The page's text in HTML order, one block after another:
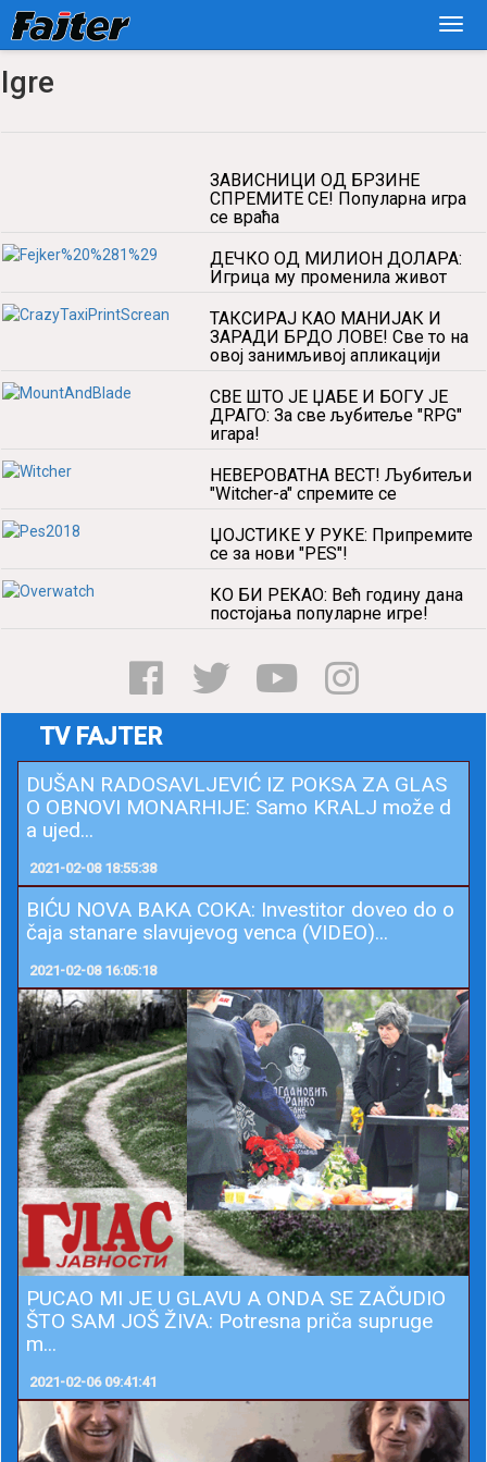
Igre
ЗАВИСНИЦИ ОД БРЗИНЕ
СПРЕМИТЕ СЕ! Популарна игра
се враћа
ДЕЧКО ОД МИЛИОН ДОЛАРА:
Игрица му променила живот
ТАКСИРАЈ КАО МАНИЈАК И
ЗАРАДИ БРДО ЛОВЕ! Све то на
овој занимљивој апликацији
СВЕ ШТО ЈЕ ЏАБЕ И БОГУ ЈЕ
ДРАГО: За све љубитеље "RPG"
игара!
НЕВЕРОВАТНА ВЕСТ! Љубитељи
"Witcher-a" спремите се
ЏОЈСТИКЕ У РУКЕ: Припремите
се за нови "PES"!
КО БИ РЕКАО: Већ годину дана
постојања популарне игре!
TV FAJTER
DUŠAN RADOSAVLJEVIĆ IZ POKSA ZA GLAS
O OBNOVI MONARHIJE: Samo KRALJ može d
a ujed...
2021-02-08 18:55:38
BIĆU NOVA BAKA COKA: Investitor doveo do o
čaja stanare slavujevog venca (VIDEO)...
2021-02-08 16:05:18
PUCAO MI JE U GLAVU A ONDA SE ZAČUDIO
ŠTO SAM JOŠ ŽIVA: Potresna priča supruge
m...
2021-02-06 09:41:41